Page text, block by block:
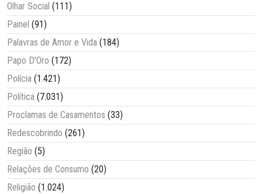
Olhar Social (111)
Painel (91)
Palavras de Amor e Vida (184)
Papo D'Oro (172)
Polícia (1.421)
Política (7.031)
Proclamas de Casamentos (33)
Redescobrindo (261)
Região (5)
Relações de Consumo (20)
Religião (1.024)